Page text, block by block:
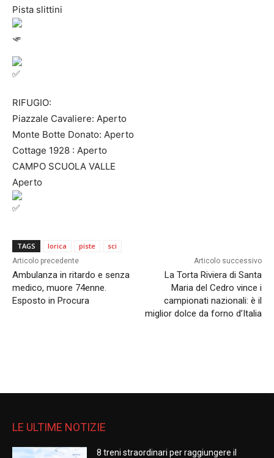
Pista slittini
RIFUGIO:
Piazzale Cavaliere: Aperto
Monte Botte Donato: Aperto
Cottage 1928 : Aperto
CAMPO SCUOLA VALLE
Aperto
TAGS lorica piste sci
Articolo precedente
Ambulanza in ritardo e senza
medico, muore 74enne.
Esposto in Procura
Articolo successivo
La Torta Riviera di Santa
Maria del Cedro vince i
campionati nazionali: è il
miglior dolce da forno d’Italia
LE ULTIME NOTIZIE
8 treni straordinari per raggiungere il